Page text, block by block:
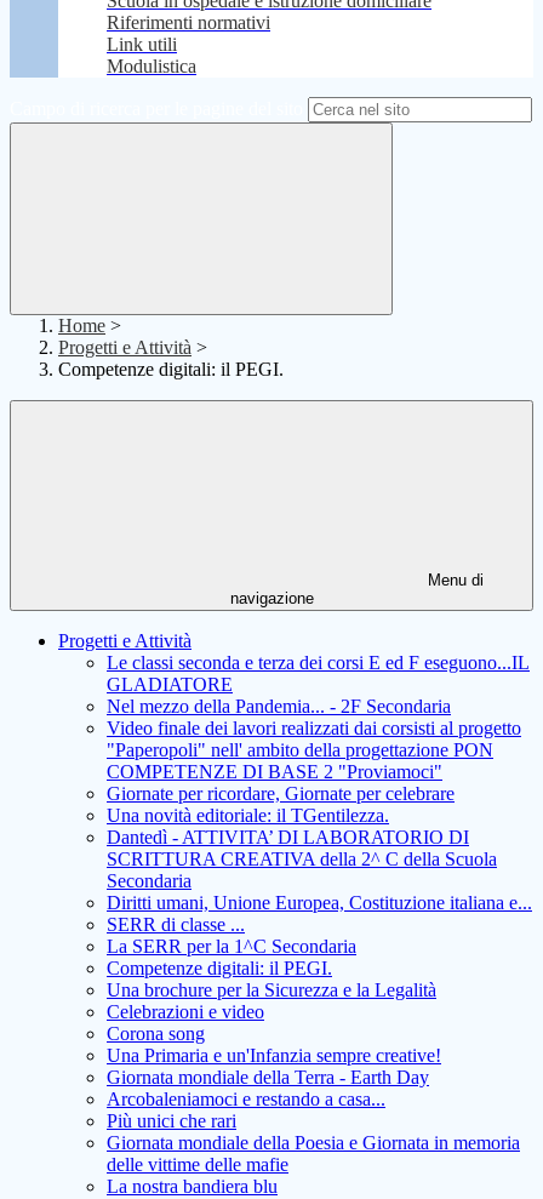
Riferimenti normativi
Link utili
Modulistica
Home >
Progetti e Attività >
Competenze digitali: il PEGI.
Menu di
navigazione
Progetti e Attività
Le classi seconda e terza dei corsi E ed F eseguono...IL
GLADIATORE
Nel mezzo della Pandemia... - 2F Secondaria
Video finale dei lavori realizzati dai corsisti al progetto
"Paperopoli" nell' ambito della progettazione PON
COMPETENZE DI BASE 2 "Proviamoci"
Giornate per ricordare, Giornate per celebrare
Una novità editoriale: il TGentilezza.
Dantedì - ATTIVITA’ DI LABORATORIO DI
SCRITTURA CREATIVA della 2^ C della Scuola
Secondaria
Diritti umani, Unione Europea, Costituzione italiana e...
SERR di classe ...
La SERR per la 1^C Secondaria
Competenze digitali: il PEGI.
Una brochure per la Sicurezza e la Legalità
Celebrazioni e video
Corona song
Una Primaria e un'Infanzia sempre creative!
Giornata mondiale della Terra - Earth Day
Arcobaleniamoci e restando a casa...
Più unici che rari
Giornata mondiale della Poesia e Giornata in memoria
delle vittime delle mafie
La nostra bandiera blu